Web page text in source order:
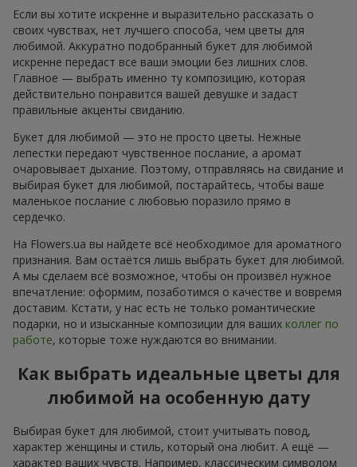
Если вы хотите искренне и выразительно рассказать о
своих чувствах, нет лучшего способа, чем цветы для
любимой. Аккуратно подобранный букет для любимой
искренне передаст все ваши эмоции без лишних слов.
Главное — выбрать именно ту композицию, которая
действительно понравится вашей девушке и задаст
правильные акценты свиданию.
Букет для любимой — это не просто цветы. Нежные
лепестки передают чувственное послание, а аромат
очаровывает дыхание. Поэтому, отправляясь на свидание и
выбирая букет для любимой, постарайтесь, чтобы ваше
маленькое послание с любовью поразило прямо в
сердечко.
На Flowers.ua вы найдете всё необходимое для ароматного
признания. Вам остаётся лишь выбрать букет для любимой.
А мы сделаем всё возможное, чтобы он произвёл нужное
впечатление: оформим, позаботимся о качестве и вовремя
доставим. Кстати, у нас есть не только романтические
подарки, но и изысканные композиции для ваших коллег по
работе, которые тоже нуждаются во внимании.
Как выбрать идеальные цветы для
любимой на особенную дату
Выбирая букет для любимой, стоит учитывать повод,
характер женщины и стиль, который она любит. А ещё —
характер ваших чувств. Например, классическим символом